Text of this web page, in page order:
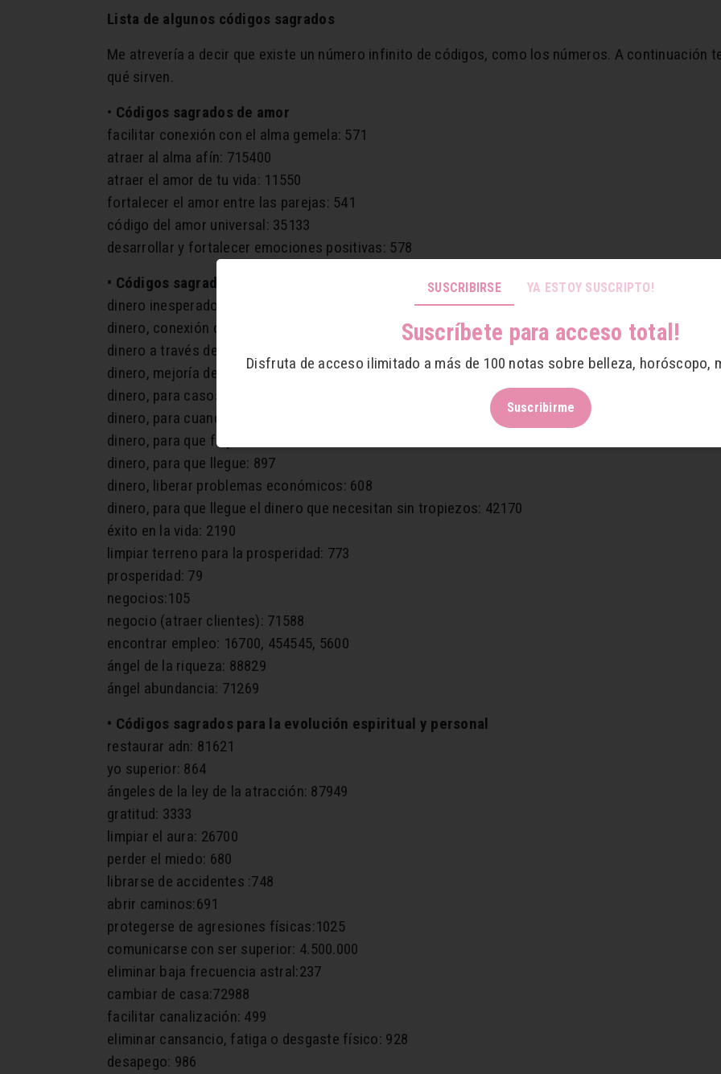
Lista de algunos códigos sagrados
Me atrevería a decir que existe un número infinito de códigos, como los números. A continuación
qué sirven.
• Códigos sagrados de amor
facilitar conexión con el alma gemela: 571
atraer al alma afín: 715400
atraer el amor de tu vida: 11550
fortalecer el amor entre las parejas: 541
código del amor universal: 35133
desarrollar y fortalecer emociones positivas: 578
• Códigos sagrados de abundancia
dinero inesperado: 520
dinero, conexión con el elemental: 47620
dinero a través del genio planetario Och: 1016
dinero, mejoría de situación económica: 5701
dinero, para casos apremiantes: 897
dinero, para cuando alguien nos debe o para recuperar dinero: 858
dinero, para que fluya hacia nosotros: 1122 – 5701
dinero, para que llegue: 897
dinero, liberar problemas económicos: 608
dinero, para que llegue el dinero que necesitan sin tropiezos: 42170
éxito en la vida: 2190
limpiar terreno para la prosperidad: 773
prosperidad: 79
negocios:105
negocio (atraer clientes): 71588
encontrar empleo: 16700, 454545, 5600
ángel de la riqueza: 88829
ángel abundancia: 71269
• Códigos sagrados para la evolución espiritual y personal
restaurar adn: 81621
yo superior: 864
ángeles de la ley de la atracción: 87949
gratitud: 3333
limpiar el aura: 26700
perder el miedo: 680
librarse de accidentes :748
abrir caminos:691
protegerse de agresiones físicas:1025
comunicarse con ser superior: 4.500.000
eliminar baja frecuencia astral:237
cambiar de casa:72988
facilitar canalización: 499
eliminar cansancio, fatiga o desgaste físico: 928
desapego: 986
SUSCRIBIRSE YA ESTOY SUSCRIPTO!
Suscríbete para acceso total!
Disfruta de acceso ilimitado a más de 100 notas sobre belleza, horóscopo,
Suscribirme